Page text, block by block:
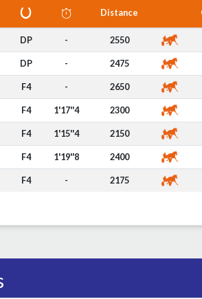
Distance
DP - 2550
DP - 2475
F4 - 2650
F4 1'17''4 2300
F4 1'15''4 2150
F4 1'19''8 2400
F4 - 2175